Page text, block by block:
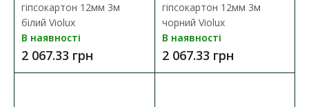
Шинопровід магнітний DTD врізний під
гіпсокартон 12мм 1м чорний Violux
гіпсокартон 12мм 3м
білий Violux
В наявності
2 067.33 грн
гіпсокартон 12мм 3м
чорний Violux
В наявності
2 067.33 грн